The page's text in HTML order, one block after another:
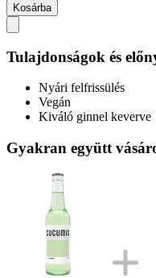
Kosárba
Tulajdonságok és
Nyári felfrissülés
Vegán
Kiváló ginnel keverve
Gyakran együtt